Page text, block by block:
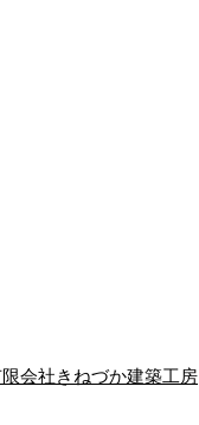
会社きねづか建築工房